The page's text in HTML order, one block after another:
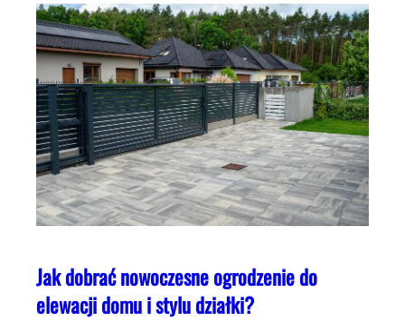
Jak dobrać nowoczesne ogrodzenie do
elewacji domu i stylu działki?